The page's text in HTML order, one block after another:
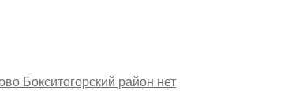
Бокситогорский район нет